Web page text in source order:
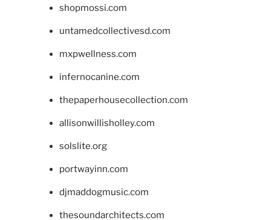
shopmossi.com
untamedcollectivesd.com
mxpwellness.com
infernocanine.com
thepaperhousecollection.com
allisonwillisholley.com
solslite.org
portwayinn.com
djmaddogmusic.com
thesoundarchitects.com